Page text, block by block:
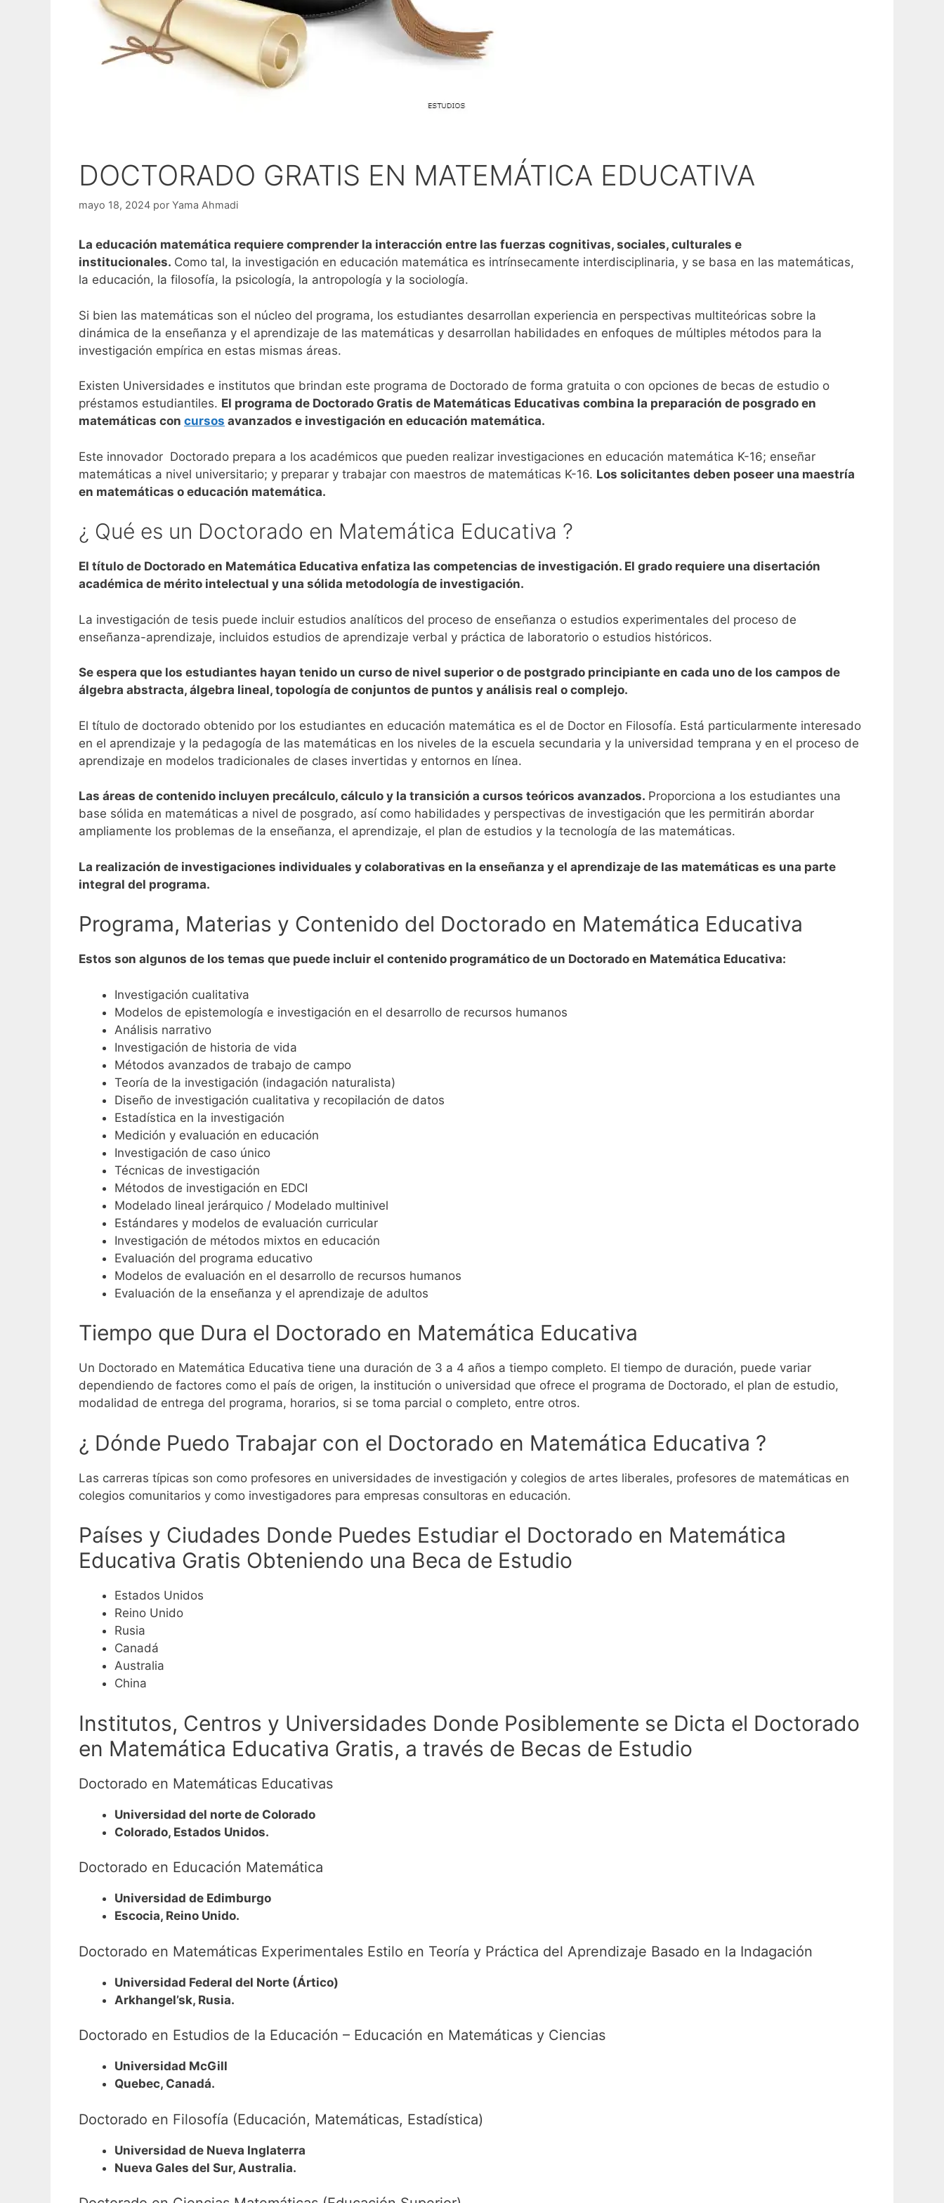
DOCTORADO GRATIS EN MATEMÁTICA EDUCATIVA
mayo 18, 2024 por Yama Ahmadi
La educación matemática requiere comprender la interacción entre las fuerzas cognitivas, sociales, culturales e
institucionales. Como tal, la investigación en educación matemática es intrínsecamente interdisciplinaria, y se basa en las matemáticas,
la educación, la filosofía, la psicología, la antropología y la sociología.
Si bien las matemáticas son el núcleo del programa, los estudiantes desarrollan experiencia en perspectivas multiteóricas sobre la
dinámica de la enseñanza y el aprendizaje de las matemáticas y desarrollan habilidades en enfoques de múltiples métodos para la
investigación empírica en estas mismas áreas.
Existen Universidades e institutos que brindan este programa de Doctorado de forma gratuita o con opciones de becas de estudio o
préstamos estudiantiles. El programa de Doctorado Gratis de Matemáticas Educativas combina la preparación de posgrado en
matemáticas con cursos avanzados e investigación en educación matemática.
Este innovador Doctorado prepara a los académicos que pueden realizar investigaciones en educación matemática K-16; enseñar
matemáticas a nivel universitario; y preparar y trabajar con maestros de matemáticas K-16. Los solicitantes deben poseer una maestría
en matemáticas o educación matemática.
¿ Qué es un Doctorado en Matemática Educativa ?
El título de Doctorado en Matemática Educativa enfatiza las competencias de investigación. El grado requiere una disertación
académica de mérito intelectual y una sólida metodología de investigación.
La investigación de tesis puede incluir estudios analíticos del proceso de enseñanza o estudios experimentales del proceso de
enseñanza-aprendizaje, incluidos estudios de aprendizaje verbal y práctica de laboratorio o estudios históricos.
Se espera que los estudiantes hayan tenido un curso de nivel superior o de postgrado principiante en cada uno de los campos de
álgebra abstracta, álgebra lineal, topología de conjuntos de puntos y análisis real o complejo.
El título de doctorado obtenido por los estudiantes en educación matemática es el de Doctor en Filosofía. Está particularmente interesado
en el aprendizaje y la pedagogía de las matemáticas en los niveles de la escuela secundaria y la universidad temprana y en el proceso de
aprendizaje en modelos tradicionales de clases invertidas y entornos en línea.
Las áreas de contenido incluyen precálculo, cálculo y la transición a cursos teóricos avanzados. Proporciona a los estudiantes una
base sólida en matemáticas a nivel de posgrado, así como habilidades y perspectivas de investigación que les permitirán abordar
ampliamente los problemas de la enseñanza, el aprendizaje, el plan de estudios y la tecnología de las matemáticas.
La realización de investigaciones individuales y colaborativas en la enseñanza y el aprendizaje de las matemáticas es una parte
integral del programa.
Programa, Materias y Contenido del Doctorado en Matemática Educativa
Estos son algunos de los temas que puede incluir el contenido programático de un Doctorado en Matemática Educativa:
Investigación cualitativa
Modelos de epistemología e investigación en el desarrollo de recursos humanos
Análisis narrativo
Investigación de historia de vida
Métodos avanzados de trabajo de campo
Teoría de la investigación (indagación naturalista)
Diseño de investigación cualitativa y recopilación de datos
Estadística en la investigación
Medición y evaluación en educación
Investigación de caso único
Técnicas de investigación
Métodos de investigación en EDCI
Modelado lineal jerárquico / Modelado multinivel
Estándares y modelos de evaluación curricular
Investigación de métodos mixtos en educación
Evaluación del programa educativo
Modelos de evaluación en el desarrollo de recursos humanos
Evaluación de la enseñanza y el aprendizaje de adultos
Tiempo que Dura el Doctorado en Matemática Educativa
Un Doctorado en Matemática Educativa tiene una duración de 3 a 4 años a tiempo completo. El tiempo de duración, puede variar
dependiendo de factores como el país de origen, la institución o universidad que ofrece el programa de Doctorado, el plan de estudio,
modalidad de entrega del programa, horarios, si se toma parcial o completo, entre otros.
¿ Dónde Puedo Trabajar con el Doctorado en Matemática Educativa ?
Las carreras típicas son como profesores en universidades de investigación y colegios de artes liberales, profesores de matemáticas en
colegios comunitarios y como investigadores para empresas consultoras en educación.
Países y Ciudades Donde Puedes Estudiar el Doctorado en Matemática
Educativa Gratis Obteniendo una Beca de Estudio
Estados Unidos
Reino Unido
Rusia
Canadá
Australia
China
Institutos, Centros y Universidades Donde Posiblemente se Dicta el Doctorado
en Matemática Educativa Gratis, a través de Becas de Estudio
Doctorado en Matemáticas Educativas
Universidad del norte de Colorado
Colorado, Estados Unidos.
Doctorado en Educación Matemática
Universidad de Edimburgo
Escocia, Reino Unido.
Doctorado en Matemáticas Experimentales Estilo en Teoría y Práctica del Aprendizaje Basado en la Indagación
Universidad Federal del Norte (Ártico)
Arkhangel’sk, Rusia.
Doctorado en Estudios de la Educación – Educación en Matemáticas y Ciencias
Universidad McGill
Quebec, Canadá.
Doctorado en Filosofía (Educación, Matemáticas, Estadística)
Universidad de Nueva Inglaterra
Nueva Gales del Sur, Australia.